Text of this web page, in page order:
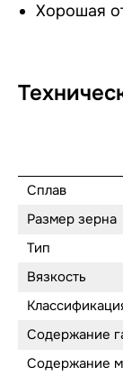
Хорошая
Сплав
Размер зерна
Тип
Вязкость
Содержание
Содержание